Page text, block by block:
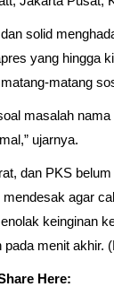
solid
yang hingga
matang
masalah
ujarnya.
dan PKS
agar
keinginan
menit akhir.
Here: